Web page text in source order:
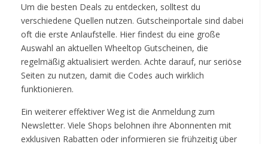
Um die besten Deals zu entdecken, solltest du
verschiedene Quellen nutzen. Gutscheinportale sind dabei
oft die erste Anlaufstelle. Hier findest du eine große
Auswahl an aktuellen Wheeltop Gutscheinen, die
regelmäßig aktualisiert werden. Achte darauf, nur seriöse
Seiten zu nutzen, damit die Codes auch wirklich
funktionieren.
Ein weiterer effektiver Weg ist die Anmeldung zum
Newsletter. Viele Shops belohnen ihre Abonnenten mit
exklusiven Rabatten oder informieren sie frühzeitig über